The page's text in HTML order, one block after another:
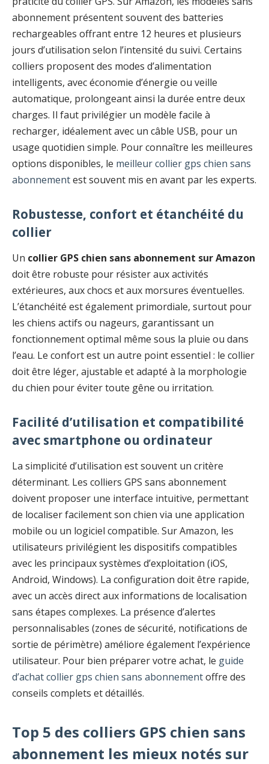
abonnement présentent souvent des batteries
rechargeables offrant entre 12 heures et plusieurs
jours d’utilisation selon l’intensité du suivi. Certains
colliers proposent des modes d’alimentation
intelligents, avec économie d’énergie ou veille
automatique, prolongeant ainsi la durée entre deux
charges. Il faut privilégier un modèle facile à
recharger, idéalement avec un câble USB, pour un
usage quotidien simple. Pour connaître les meilleures
options disponibles, le meilleur collier gps chien sans
abonnementest souvent mis en avant par les experts.
Robustesse, confort et étanchéité du
collier
Un collier GPS chien sans abonnement sur Amazon
doit être robuste pour résister aux activités
extérieures, aux chocs et aux morsures éventuelles.
L’étanchéité est également primordiale, surtout pour
les chiens actifs ou nageurs, garantissant un
fonctionnement optimal même sous la pluie ou dans
l’eau. Le confort est un autre point essentiel : le collier
doit être léger, ajustable et adapté à la morphologie
du chien pour éviter toute gêne ou irritation.
Facilité d’utilisation et compatibilité
avec smartphone ou ordinateur
La simplicité d’utilisation est souvent un critère
déterminant. Les colliers GPS sans abonnement
doivent proposer une interface intuitive, permettant
de localiser facilement son chien via une application
mobile ou un logiciel compatible. Sur Amazon, les
utilisateurs privilégient les dispositifs compatibles
avec les principaux systèmes d’exploitation (iOS,
Android, Windows). La configuration doit être rapide,
avec un accès direct aux informations de localisation
sans étapes complexes. La présence d’alertes
personnalisables (zones de sécurité, notifications de
sortie de périmètre) améliore également l’expérience
utilisateur. Pour bien préparer votre achat, le guide
d’achat collier gps chien sans abonnementoffre des
conseils complets et détaillés.
Top 5 des colliers GPS chien sans
abonnement les mieux notés sur